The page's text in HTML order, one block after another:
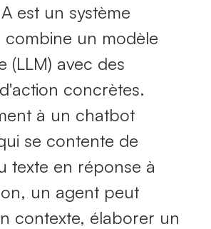
est un système
combine un modèle
(LLM) avec des
concrètes.
à un chatbot
se contente de
texte en réponse à
un agent peut
contexte, élaborer un